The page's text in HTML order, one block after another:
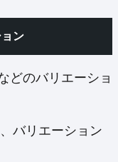
ン
どのバリエーショ
バリエーション